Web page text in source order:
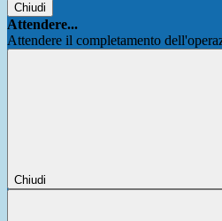
Chiudi
Attendere...
Attendere il completamento
Chiudi